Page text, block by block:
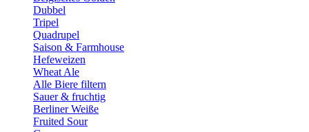
Dubbel
Tripel
Quadrupel
Saison & Farmhouse
Hefeweizen
Wheat Ale
Alle Biere filtern
Sauer & fruchtig
Berliner Weiße
Fruited Sour